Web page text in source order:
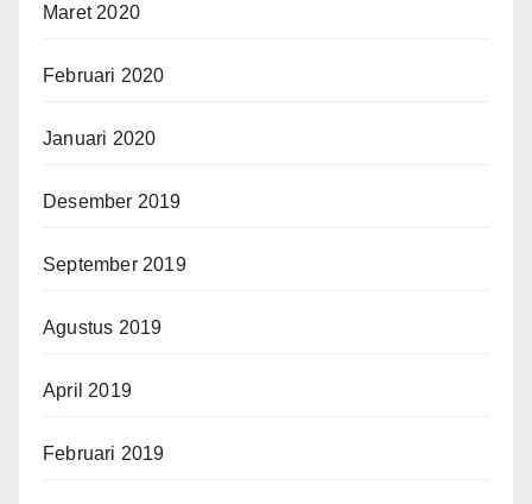
Maret 2020
Februari 2020
Januari 2020
Desember 2019
September 2019
Agustus 2019
April 2019
Februari 2019